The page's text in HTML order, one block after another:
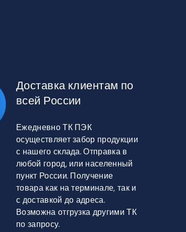
Доставка клиентам по
всей России
Ежедневно ТК ПЭК
осуществляет забор продукции
с нашего склада. Отправка в
любой город, или населенный
пункт России. Получение
товара как на терминале, так и
с доставкой до адреса.
Возможна отгрузка другими ТК
по запросу.